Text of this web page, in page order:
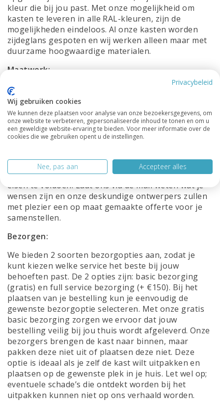
kleur die bij jou past. Met onze mogelijkheid om
kasten te leveren in alle RAL-kleuren, zijn de
mogelijkheden eindeloos. Al onze kasten worden
zijdeglans gespoten en wij werken alleen maar met
duurzame hoogwaardige materialen.
Maatwerk:
We begrijpen dat elk huis uniek is en dat
standaardmaten niet altijd aan jouw specifieke
behoeften voldoen. Daarom bieden wij de
mogelijkheid om al onze kasten op maat te laten
maken, zodat je een perfect passende oplossing
krijgt die volledig aan jouw wensen voldoet. Of je nu
ongebruikelijke hoek of juist een grote
opbergbehoefte hebt, wij staan klaar om aan jouw
eisen te voldoen. Laat ons via de mail weten wat je
wensen zijn en onze deskundige ontwerpers zullen
met plezier een op maat gemaakte offerte voor je
samenstellen.
Bezorgen:
We bieden 2 soorten bezorgopties aan, zodat je
kunt kiezen welke service het beste bij jouw
behoeften past. De 2 opties zijn: basic bezorging
(gratis) en full service bezorging (+ €150). Bij het
plaatsen van je bestelling kun je eenvoudig de
gewenste bezorgoptie selecteren. Met onze gratis
basic bezorging zorgen we ervoor dat jouw
bestelling veilig bij jou thuis wordt afgeleverd. Onze
bezorgers brengen de kast naar binnen, maar
pakken deze niet uit of plaatsen deze niet. Deze
optie is ideaal als je zelf de kast wilt uitpakken en
plaatsen op de gewenste plek in je huis. Let wel op;
eventuele schade’s die ontdekt worden bij het
uitpakken kunnen niet op ons verhaald worden.
Privacybeleid
Wij gebruiken cookies
We kunnen deze plaatsen voor analyse van onze bezoekersgegevens, om
onze website te verbeteren, gepersonaliseerde inhoud te tonen en om u
een geweldige website-ervaring te bieden. Voor meer informatie over de
cookies die we gebruiken opent u de instellingen.
Nee, pas aan Accepteer alles